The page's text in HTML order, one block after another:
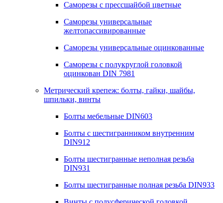
Саморезы с прессшайбой цветные
Саморезы универсальные
желтопассивированные
Саморезы универсальные оцинкованные
Саморезы с полукруглой головкой
оцинкован DIN 7981
Метрический крепеж: болты, гайки, шайбы,
шпильки, винты
Болты мебельные DIN603
Болты с шестигранником внутренним
DIN912
Болты шестигранные неполная резьба
DIN931
Болты шестигранные полная резьба DIN933